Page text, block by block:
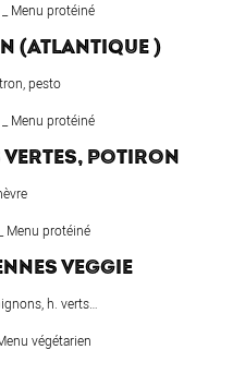
Menu protéiné
(ATLANTIQUE )
pesto
Menu protéiné
VERTES, POTIRON
Menu protéiné
VEGGIE
h. verts…
végétarien